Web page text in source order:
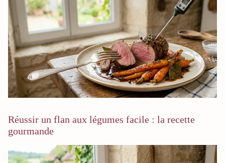
Réussir un flan aux légumes facile : la recette
gourmande